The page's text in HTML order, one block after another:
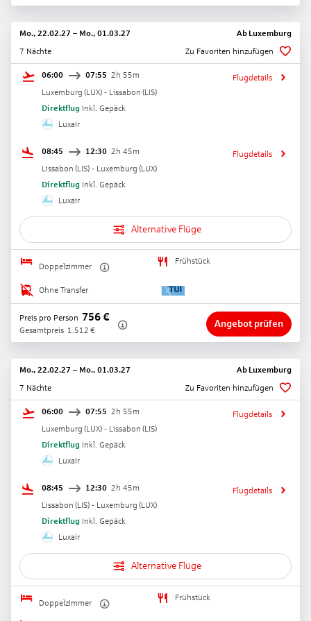
Mo., 22.02.27 – Mo., 01.03.27 Ab Luxemburg
7 Nächte
Zu Favoriten hinzufügen
06:00 07:55 2h 55m
Luxemburg (LUX) - Lissabon (LIS)
Direktflug Inkl. Gepäck
Luxair
Flugdetails
08:45 12:30 2h 45m
Lissabon (LIS) - Luxemburg (LUX)
Direktflug Inkl. Gepäck
Luxair
Flugdetails
Alternative Flüge
Doppelzimmer
Frühstück
Ohne Transfer
Preis pro Person 756€
Gesamtpreis 1.512 €
Angebot prüfen
Mo., 22.02.27 – Mo., 01.03.27 Ab Luxemburg
7 Nächte
Zu Favoriten hinzufügen
06:00 07:55 2h 55m
Luxemburg (LUX) - Lissabon (LIS)
Direktflug Inkl. Gepäck
Luxair
Flugdetails
08:45 12:30 2h 45m
Lissabon (LIS) - Luxemburg (LUX)
Direktflug Inkl. Gepäck
Luxair
Flugdetails
Alternative Flüge
Doppelzimmer
Frühstück